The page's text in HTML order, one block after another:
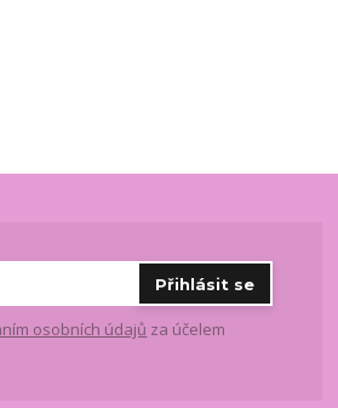
Přihlásit se
osobních údajů za účelem